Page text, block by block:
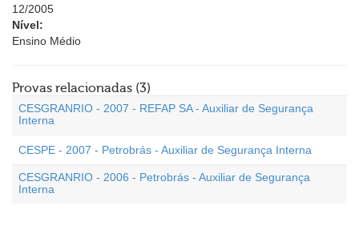
12/2005
Nível:
Ensino Médio
Provas relacionadas (3)
CESGRANRIO - 2007 - REFAP SA - Auxiliar de Segurança
Interna
CESPE - 2007 - Petrobrás - Auxiliar de Segurança Interna
CESGRANRIO - 2006 - Petrobrás - Auxiliar de Segurança
Interna